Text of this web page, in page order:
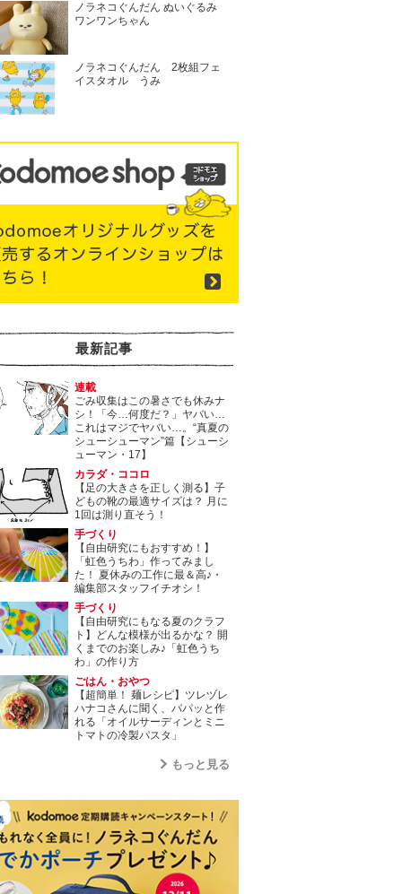
ノラネコぐんだん ぬいぐるみ
ワンワンちゃん
ノラネコぐんだん 2枚組フェ
イスタオル うみ
最新記事
連載
ごみ収集はこの暑さでも休みナ
シ！「今…何度だ？」ヤバい…
これはマジでヤバい…。“真夏の
シューシューマン”篇【シューシ
ューマン・17】
カラダ・ココロ
【足の大きさを正しく測る】子
どもの靴の最適サイズは？ 月に
1回は測り直そう！
手づくり
【自由研究にもおすすめ！】
「虹色うちわ」作ってみまし
た！ 夏休みの工作に最＆高♪・
編集部スタッフイチオシ！
手づくり
【自由研究にもなる夏のクラフ
ト】どんな模様が出るかな？ 開
くまでのお楽しみ♪「虹色うち
わ」の作り方
ごはん・おやつ
【超簡単！ 麺レシピ】ツレヅレ
ハナコさんに聞く、パパッと作
れる「オイルサーディンとミニ
トマトの冷製パスタ」
もっと見る